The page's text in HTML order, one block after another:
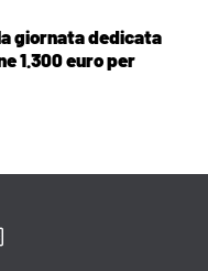
giornata dedicata
1.300 euro per